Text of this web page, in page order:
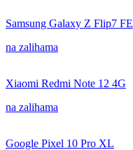
Samsung Galaxy Z Flip7 FE
na zalihama
Xiaomi Redmi Note 12 4G
na zalihama
Google Pixel 10 Pro XL